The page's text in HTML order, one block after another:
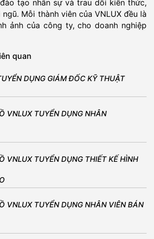
tạo nhân sự và trau dồi kiến thức,
Mỗi thành viên của VNLUX đều là
ảnh của công ty, cho doanh nghiệp
quan
DỤNG GIÁM ĐỐC KỸ THUẬT
VNLUX TUYỂN DỤNG NHÂN
VNLUX TUYỂN DỤNG THIẾT KẾ HÌNH
VNLUX TUYỂN DỤNG NHÂN VIÊN BÁN